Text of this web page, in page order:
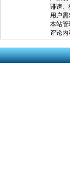
诽谤、
用户
本站管
评论内